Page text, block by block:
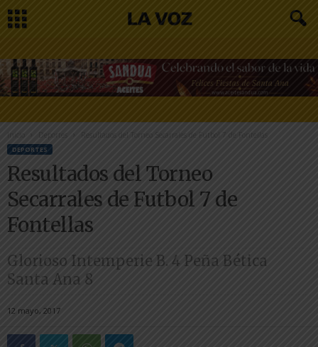
Inicio Resultados del Torneo Secarrales de Futbol 7 de Fontellas
DEPORTES
Resultados del Torneo
Secarrales de Futbol 7 de
Fontellas
Glorioso Intemperie B. 4 Peña Bética
Santa Ana 8
12 mayo, 2017